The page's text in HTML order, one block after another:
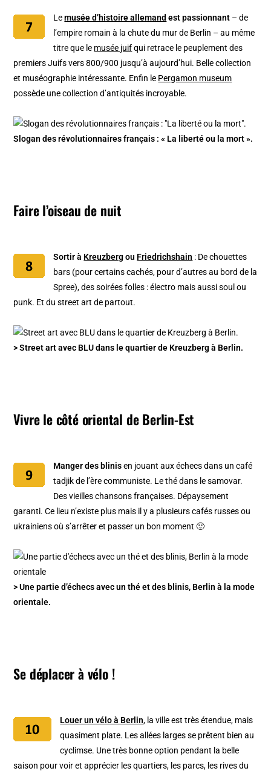
Lemusée d’histoire allemand est passionnant – de
l’empire romain à la chute du mur de Berlin – au même
titre que le musée juifqui retrace le peuplement des
premiers Juifs vers 800/900 jusqu’à aujourd’hui. Belle collection
et muséographie intéressante. Enfin le Pergamon museum
possède une collection d’antiquités incroyable.
Slogan des révolutionnaires français : « La liberté ou la mort ».
Faire l’oiseau de nuit
Sortir à Kreuzbergou Friedrichshain : De chouettes
bars (pour certains cachés, pour d’autres au bord de la
Spree), des soirées folles : électro mais aussi soul ou
punk. Et du street art de partout.
> Street art avec BLU dans le quartier de Kreuzberg à Berlin.
Vivre le côté oriental de Berlin-Est
Manger des blinisen jouant aux échecs dans un café
tadjik de l’ère communiste. Le thé dans le samovar.
Des vieilles chansons françaises. Dépaysement
garanti. Ce lieu n’existe plus mais il y a plusieurs cafés russes ou
ukrainiens où s’arrêter et passer un bon moment 🙂
> Une partie d’échecs avec un thé et des blinis, Berlin à la mode
orientale.
Se déplacer à vélo !
Louer un vélo à Berlin, la ville est très étendue, mais
quasiment plate. Les allées larges se prêtent bien au
cyclimse. Une très bonne option pendant la belle
saison pour voir et apprécier les quartiers, les parcs, les rives du